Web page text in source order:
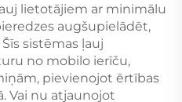
lietotājiem ar minimālu
augšupielādēt,
sistēmas ļauj
no mobilo ierīču,
pievienojot ērtības
Vai nu atjaunojot